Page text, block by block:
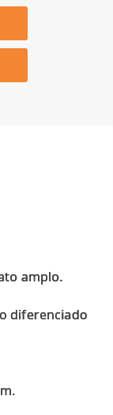
amplo.
diferenciado